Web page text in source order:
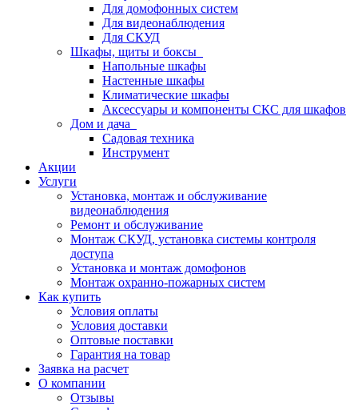
Для домофонных систем
Для видеонаблюдения
Для СКУД
Шкафы, щиты и боксы
Напольные шкафы
Настенные шкафы
Климатические шкафы
Аксессуары и компоненты СКС для шкафов
Дом и дача
Садовая техника
Инструмент
Акции
Услуги
Установка, монтаж и обслуживание
видеонаблюдения
Ремонт и обслуживание
Монтаж СКУД, установка системы контроля
доступа
Установка и монтаж домофонов
Монтаж охранно-пожарных систем
Как купить
Условия оплаты
Условия доставки
Оптовые поставки
Гарантия на товар
Заявка на расчет
О компании
Отзывы